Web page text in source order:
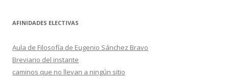
AFINIDADES ELECTIVAS
Aula de Filosofía de Eugenio Sánchez Bravo
Breviario del instante
caminos que no llevan a ningún sitio